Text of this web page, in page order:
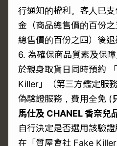
行通知的權利。客人已
金（商品總售價的百份
總售價的百份之四）後退
6. 為確保商品質素及保
於親身取貨日同時預約
Killer」（第三方鑑定服
偽驗證服務，費用全免 (
馬仕及 CHANEL香奈兒
自行決定是否選用該驗
在「質屋會社 Fake